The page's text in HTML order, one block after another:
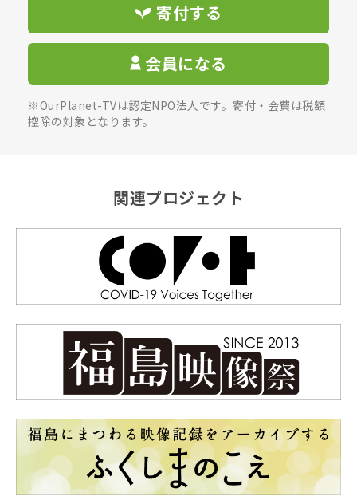
寄付する
会員になる
※OurPlanet-TVは認定NPO法人です。寄付・会費は税額
控除の対象となります。
関連プロジェクト